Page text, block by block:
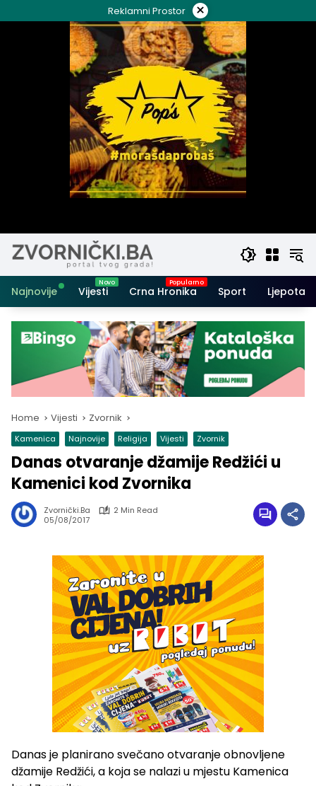
to
Reklamni Prostor ×
Najnovije Vijesti Crna Hronika Sport Ljepota i
Home Vijesti Zvornik
Kamenica Najnovije Religija Vijesti Zvornik
Danas otvaranje džamije Redžići u
Kamenici kod Zvornika
Zvornički.ba
2 Min Read
05/08/2017
Danas je planirano svečano otvaranje obnovljene
džamije Redžići, a koja se nalazi u mjestu Kamenica